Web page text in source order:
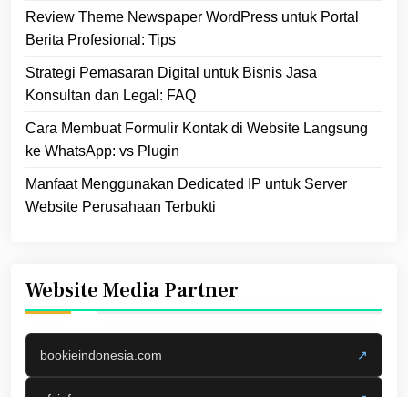
Review Theme Newspaper WordPress untuk Portal
Berita Profesional: Tips
Strategi Pemasaran Digital untuk Bisnis Jasa
Konsultan dan Legal: FAQ
Cara Membuat Formulir Kontak di Website Langsung
ke WhatsApp: vs Plugin
Manfaat Menggunakan Dedicated IP untuk Server
Website Perusahaan Terbukti
Website Media Partner
bookieindonesia.com ↗